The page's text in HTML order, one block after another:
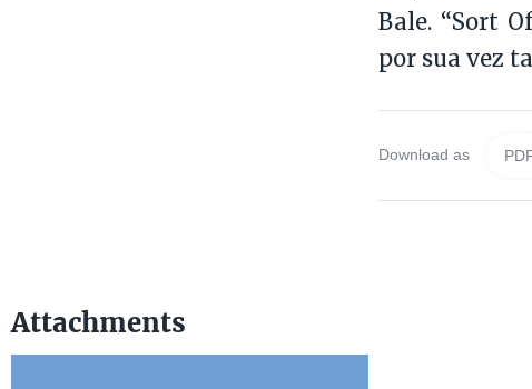
Bale. “Sort
por sua vez
Download as
Attachments